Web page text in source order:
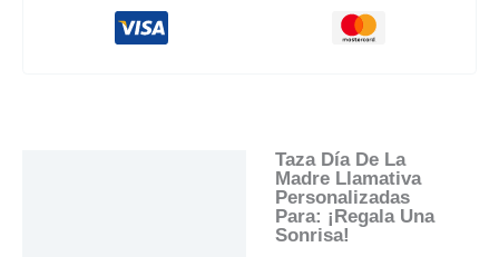
Taza Día De La
Madre Llamativa
Personalizadas
Para: ¡Regala Una
Sonrisa!